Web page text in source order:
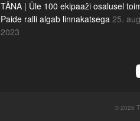
TÄNA | Üle 100 ekipaaži osalusel
Paide ralli algab linnakatsega 25.
2023
© 2026